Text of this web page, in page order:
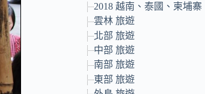
2018 越南、泰國、柬埔寨
雲林 旅遊
北部 旅遊
中部 旅遊
南部 旅遊
東部 旅遊